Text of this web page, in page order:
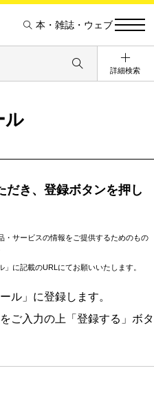
本・雑誌・ウェブ
詳細検索
ル
だき、登録ボタンを押し
サービスの情報をご提供するためのもの
に記載のURLにてお願いいたします。
ル」に登録します。
ご入力の上「登録する」ボタ